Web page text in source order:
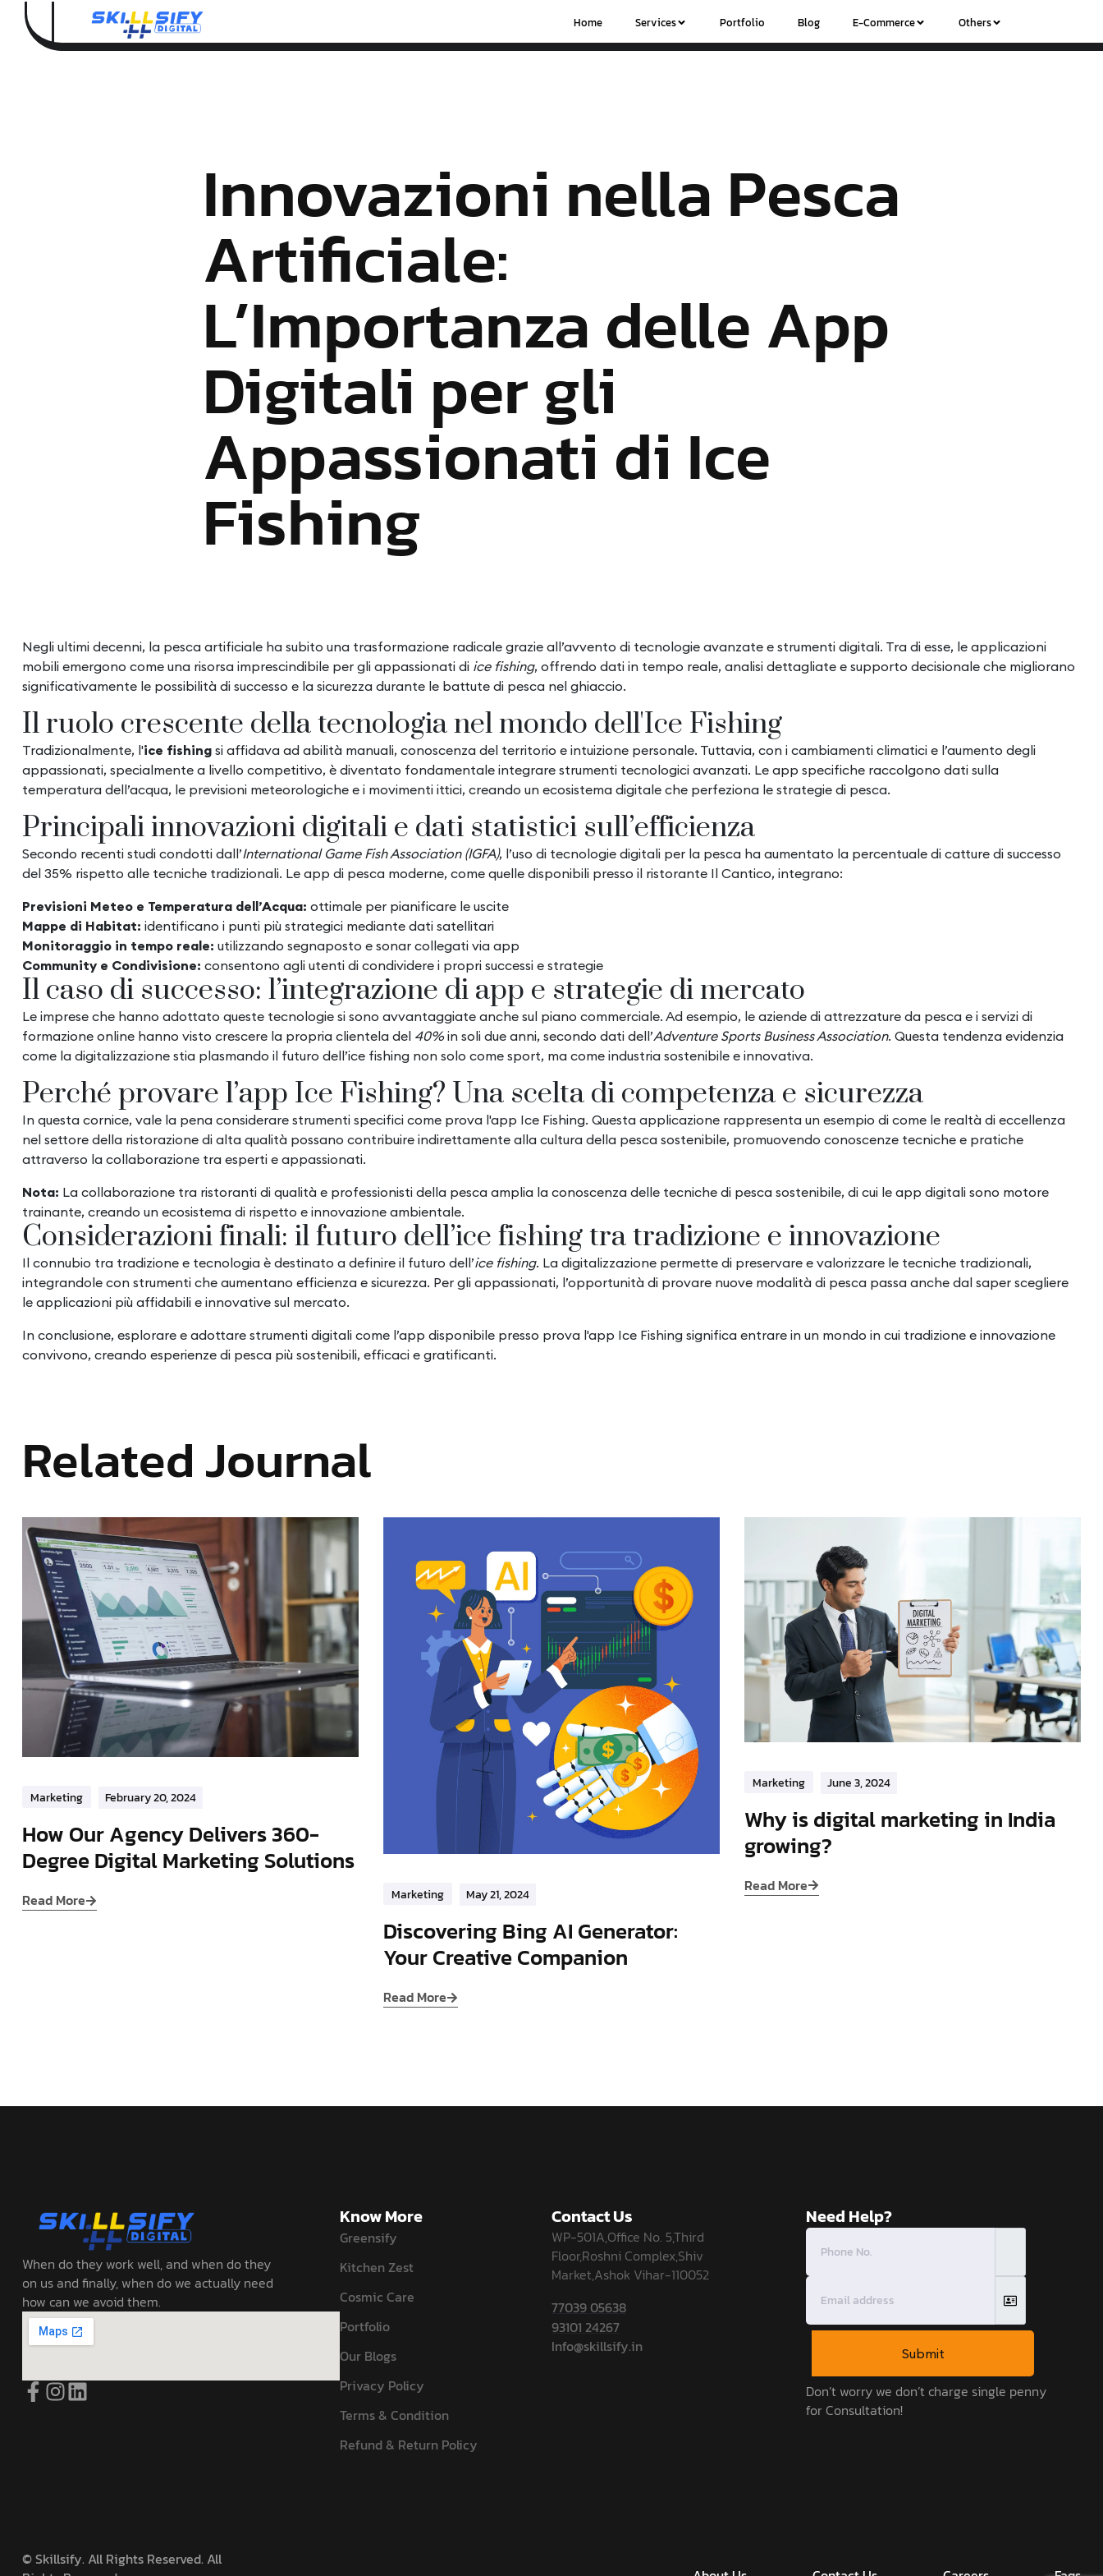
Home Services Portfolio Blog E-Commerce Others
Innovazioni nella Pesca
Artificiale:
L’Importanza delle App
Digitali per gli
Appassionati di Ice
Fishing
Negli ultimi decenni, la pesca artificiale ha subito una trasformazione radicale grazie all’avvento di tecnologie avanzate e strumenti digitali. Tra di esse, le applicazioni
mobili emergono come una risorsa imprescindibile per gli appassionati di ice fishing, offrendo dati in tempo reale, analisi dettagliate e supporto decisionale che migliorano
significativamente le possibilità di successo e la sicurezza durante le battute di pesca nel ghiaccio.
Il ruolo crescente della tecnologia nel mondo dell'Ice Fishing
Tradizionalmente, l'ice fishing si affidava ad abilità manuali, conoscenza del territorio e intuizione personale. Tuttavia, con i cambiamenti climatici e l’aumento degli
appassionati, specialmente a livello competitivo, è diventato fondamentale integrare strumenti tecnologici avanzati. Le app specifiche raccolgono dati sulla
temperatura dell’acqua, le previsioni meteorologiche e i movimenti ittici, creando un ecosistema digitale che perfeziona le strategie di pesca.
Principali innovazioni digitali e dati statistici sull’efficienza
Secondo recenti studi condotti dall’International Game Fish Association (IGFA), l’uso di tecnologie digitali per la pesca ha aumentato la percentuale di catture di successo
del 35% rispetto alle tecniche tradizionali. Le app di pesca moderne, come quelle disponibili presso il ristorante Il Cantico, integrano:
Previsioni Meteo e Temperatura dell’Acqua: ottimale per pianificare le uscite
Mappe di Habitat: identificano i punti più strategici mediante dati satellitari
Monitoraggio in tempo reale: utilizzando segnaposto e sonar collegati via app
Community e Condivisione: consentono agli utenti di condividere i propri successi e strategie
Il caso di successo: l’integrazione di app e strategie di mercato
Le imprese che hanno adottato queste tecnologie si sono avvantaggiate anche sul piano commerciale. Ad esempio, le aziende di attrezzature da pesca e i servizi di
formazione online hanno visto crescere la propria clientela del 40%in soli due anni, secondo dati dell’Adventure Sports Business Association. Questa tendenza evidenzia
come la digitalizzazione stia plasmando il futuro dell’ice fishing non solo come sport, ma come industria sostenibile e innovativa.
Perché provare l’app Ice Fishing? Una scelta di competenza e sicurezza
In questa cornice, vale la pena considerare strumenti specifici come prova l'app Ice Fishing. Questa applicazione rappresenta un esempio di come le realtà di eccellenza
nel settore della ristorazione di alta qualità possano contribuire indirettamente alla cultura della pesca sostenibile, promuovendo conoscenze tecniche e pratiche
attraverso la collaborazione tra esperti e appassionati.
Nota: La collaborazione tra ristoranti di qualità e professionisti della pesca amplia la conoscenza delle tecniche di pesca sostenibile, di cui le app digitali sono motore
trainante, creando un ecosistema di rispetto e innovazione ambientale.
Considerazioni finali: il futuro dell’ice fishing tra tradizione e innovazione
Il connubio tra tradizione e tecnologia è destinato a definire il futuro dell’ice fishing. La digitalizzazione permette di preservare e valorizzare le tecniche tradizionali,
integrandole con strumenti che aumentano efficienza e sicurezza. Per gli appassionati, l’opportunità di provare nuove modalità di pesca passa anche dal saper scegliere
le applicazioni più affidabili e innovative sul mercato.
In conclusione, esplorare e adottare strumenti digitali come l’app disponibile presso prova l'app Ice Fishing significa entrare in un mondo in cui tradizione e innovazione
convivono, creando esperienze di pesca più sostenibili, efficaci e gratificanti.
Related Journal
Marketing February 20, 2024
How Our Agency Delivers 360-
Degree Digital Marketing Solutions
Read More Marketing May 21, 2024
Discovering Bing AI Generator:
Your Creative Companion
Read More
Marketing June 3, 2024
Why is digital marketing in India
growing?
Read More
When do they work well, and when do they
on us and finally, when do we actually need
how can we avoid them.
Know More
Greensify
Kitchen Zest
Cosmic Care
Portfolio
Our Blogs
Privacy Policy
Terms & Condition
Refund & Return Policy
Contact Us
WP-501A,Office No. 5,Third
Floor,Roshni Complex,Shiv
Market,Ashok Vihar-110052
77039 05638
93101 24267
Info@skillsify.in
Need Help?
Submit
Don’t worry we don’t charge single penny
for Consultation!
©Skillsify. All Rights Reserved. All